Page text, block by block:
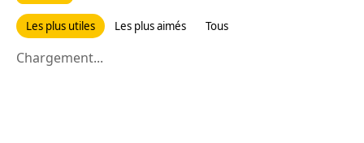
Les plus utiles Les plus aimés Tous
Chargement...